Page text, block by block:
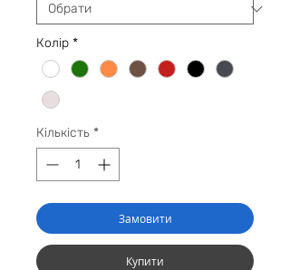
Колір *
Кількість *
Замовити
Купити